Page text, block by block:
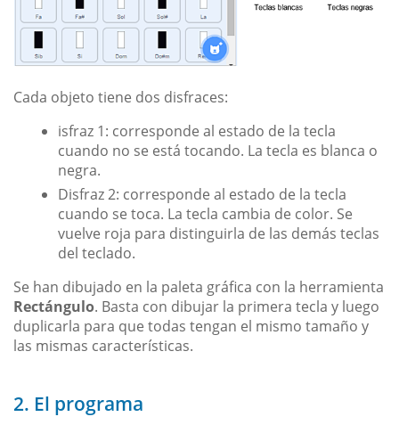
Cada objeto tiene dos disfraces:
isfraz 1: corresponde al estado de la tecla
cuando no se está tocando. La tecla es blanca o
negra.
Disfraz 2: corresponde al estado de la tecla
cuando se toca. La tecla cambia de color. Se
vuelve roja para distinguirla de las demás teclas
del teclado.
Se han dibujado en la paleta gráfica con la herramienta
Rectángulo. Basta con dibujar la primera tecla y luego
duplicarla para que todas tengan el mismo tamaño y
las mismas características.
2. El programa